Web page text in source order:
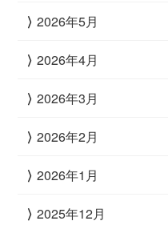
2026年5月
2026年4月
2026年3月
2026年2月
2026年1月
2025年12月